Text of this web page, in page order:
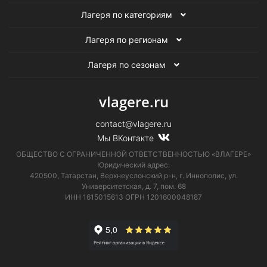
Лагеря по категориям
Лагеря по регионам
Лагеря по сезонам
vlagere.ru
contact@vlagere.ru
Мы ВКонтакте
ОБЩЕСТВО С ОГРАНИЧЕННОЙ ОТВЕТСТВЕННОСТЬЮ «ВЛАГЕРЕ»
Юридический адрес:
420500, Татарстан, Верхнеуслонский р-н, г. Иннополис, ул.
Университетская, д. 7, пом. 68
ИНН 1615015613 ОГРН 1201600048187